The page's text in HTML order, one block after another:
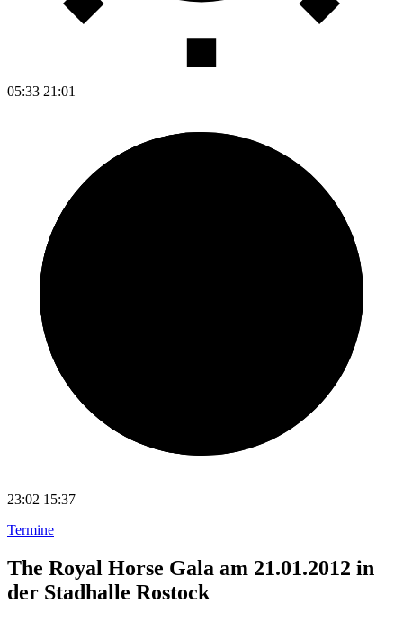
05:33 21:01
23:02 15:37
Termine
The Royal Horse Gala am 21.01.2012 in
der Stadhalle Rostock